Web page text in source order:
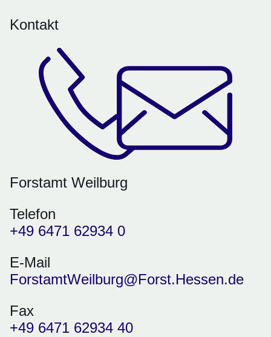
Kontakt
Forstamt Weilburg
Telefon
+49 6471 62934 0
E-Mail
ForstamtWeilburg@Forst.Hessen.de
Fax
+49 6471 62934 40